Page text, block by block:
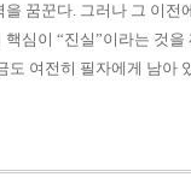
을 꿈꾼다. 그러나 그 이전
핵심이 “진실”이라는 것을
도 여전히 필자에게 남아